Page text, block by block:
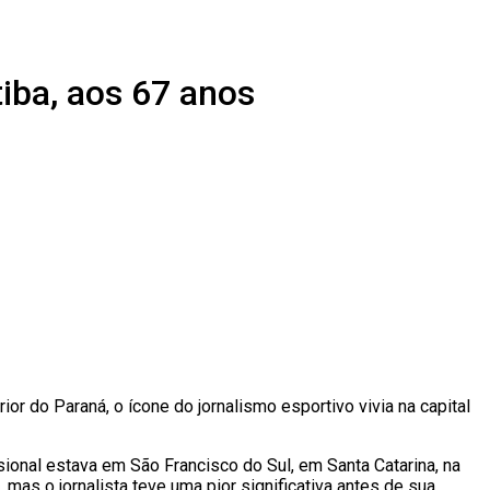
aos 67 anos
do Paraná, o ícone do jornalismo esportivo vivia na capital
estava em São Francisco do Sul, em Santa Catarina, na